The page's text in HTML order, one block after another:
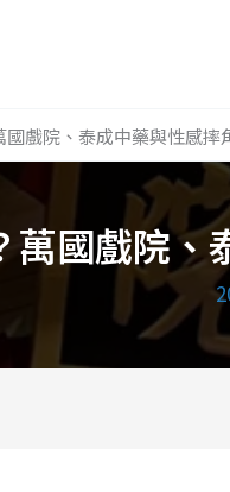
戲院、泰成中藥與性感摔
國戲院